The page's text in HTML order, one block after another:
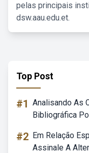
pelas principais
dsw.aau.edu.et.
Top Post
#1 Analisando As
Bibliográfica
#2 Em Relação
Assinale A